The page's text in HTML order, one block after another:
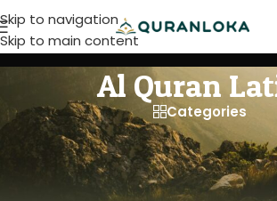
Skip to navigation
Skip to main content
Al Quran
Categories
Al-Quran Latin & Terjemahan
Al-Quran Latin akan memudahkan
belajar membaca Alquran karena Quran